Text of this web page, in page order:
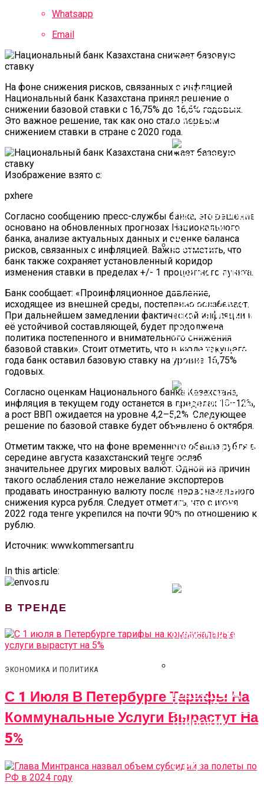
Получил От
Более
Триллиона
Рублей
Работе Над
Фискальными
Изменениями
По Поручению
Путина
ЦБ Продлил
Ограничения
Снятие
Глава МИД
Китая Заявил
Широких
С РФ
Whatsapp
Email
На фоне снижения рисков, связанных с инфляцией
Национальный банк Казахстана принял решение о
снижении базовой ставки с 16,75% до 16,5% годовых.
Это важное решение, так как оно стало первым
снижением ставки в стране с 2020 года.
Изображение взято с:
pxhere
Согласно сообщению пресс-службы банка, это решение
основано на обновленных прогнозах Национального
банка, анализе актуальных данных и оценке баланса
рисков, связанных с инфляцией. Важно отметить, что
банк также сохраняет установленный коридор
изменения ставки в пределах +/- 1 процентного пункта.
Банк сообщает: «Проинфляционное давление,
исходящее из внешней среды, постепенно ослабевает.
При дальнейшем замедлении фактической инфляции и
её устойчивой составляющей, будет продолжена
политика постепенного и внимательного снижения
базовой ставки». Стоит отметить, что в июле текущего
года банк оставил базовую ставку на уровне 16,75%
годовых.
Согласно оценкам Национального банка Казахстана,
инфляция в текущем году останется в пределах 10–12%,
а рост ВВП ожидается на уровне 4,2–5,2%. Следующее
решение по базовой ставке будет объявлено 6 октября.
Отметим также, что на фоне временного обвала рубля в
середине августа казахстанский тенге ослаб
значительнее других мировых валют. Одной из причин
такого ослабления стало нежелание экспортеров
продавать иностранную валюту после первоначального
снижения курса рубля. Следует отметить, что с июня
2022 года тенге укрепился на почти 90% по отношению к
рублю.
Источник: www.kommersant.ru
In this article:
В ТРЕНДЕ
ЭКОНОМИКА И ПОЛИТИКА
С 1 Июля В Петербурге Тарифы На
Коммунальные Услуги Вырастут На
5%